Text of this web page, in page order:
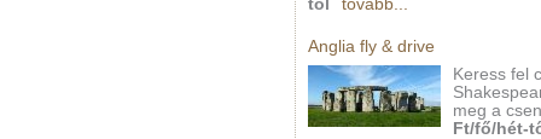
től
tovább...
Anglia fly & drive
Keress fel
meg a
Ft/fő/hét-